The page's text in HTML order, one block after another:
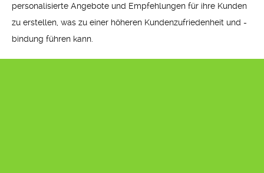
personalisierte Angebote und Empfehlungen für ihre Kunden
zu erstellen, was zu einer höheren Kundenzufriedenheit und -
bindung führen kann.